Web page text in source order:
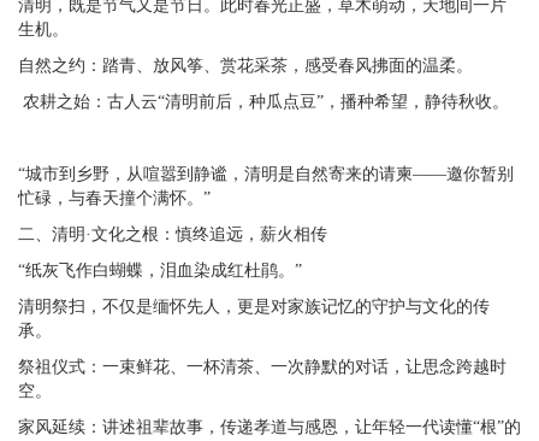
清明，既是节气又是节日。此时春光正盛，草木萌动，天地间一片
生机。
自然之约：踏青、放风筝、赏花采茶，感受春风拂面的温柔。
农耕之始：古人云“清明前后，种瓜点豆”，播种希望，静待秋收。
“城市到乡野，从喧嚣到静谧，清明是自然寄来的请柬——邀你暂别
忙碌，与春天撞个满怀。”
二、清明·文化之根：慎终追远，薪火相传
“纸灰飞作白蝴蝶，泪血染成红杜鹃。”
清明祭扫，不仅是缅怀先人，更是对家族记忆的守护与文化的传
承。
祭祖仪式：一束鲜花、一杯清茶、一次静默的对话，让思念跨越时
空。
家风延续：讲述祖辈故事，传递孝道与感恩，让年轻一代读懂“根”的